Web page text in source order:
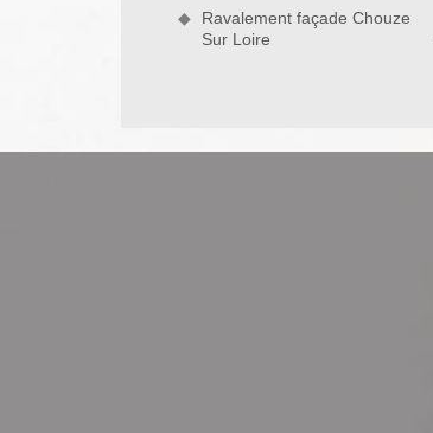
Vous habitez Chouze Sur Loire ou
toute intervention en pose de
salle de bain sur Chouze Sur Loire,
méthodes efficaces qui assure
place un projet de qualité, n’hésitez
Ravalement façade Chouze
Sur Loire